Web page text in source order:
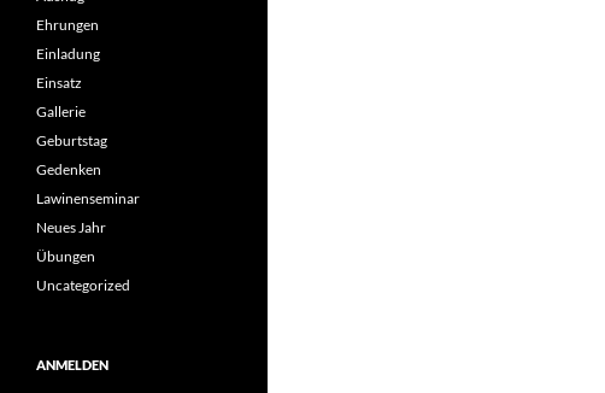
Ehrungen
Einladung
Einsatz
Gallerie
Geburtstag
Gedenken
Lawinenseminar
Neues Jahr
Übungen
Uncategorized
ANMELDEN